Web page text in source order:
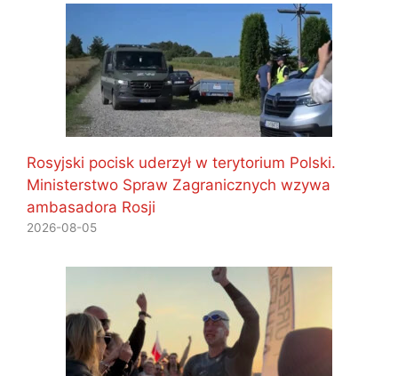
Rosyjski pocisk uderzył w terytorium Polski.
Ministerstwo Spraw Zagranicznych wzywa
ambasadora Rosji
2026-08-05